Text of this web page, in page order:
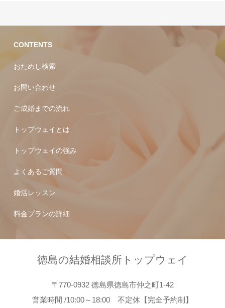
CONTENTS
おためし検索
お問い合わせ
ご成婚までの流れ
トップウェイとは
トップウェイの強み
よくあるご質問
婚活レッスン
料金プランの詳細
徳島の結婚相談所トップウェイ
〒770-0932 徳島県徳島市仲之町1-42
営業時間 /10:00～18:00 不定休【完全予約制】